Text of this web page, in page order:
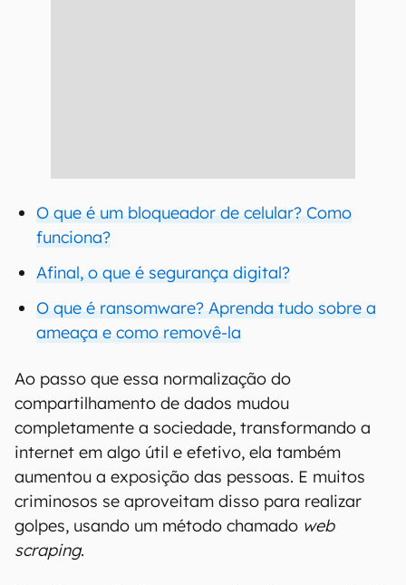
O que é um bloqueador de celular? Como
funciona?
Afinal, o que é segurança digital?
O que é ransomware? Aprenda tudo sobre a
ameaça e como removê-la
Ao passo que essa normalização do
compartilhamento de dados mudou
completamente a sociedade, transformando a
internet em algo útil e efetivo, ela também
aumentou a exposição das pessoas. E muitos
criminosos se aproveitam disso para realizar
golpes, usando um método chamado web
scraping.